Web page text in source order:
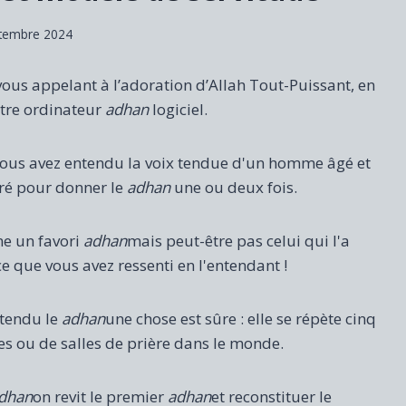
2024
appelant à l’adoration d’Allah Tout-Puissant, en
ordinateur adhanlogiciel.
avez entendu la voix tendue d'un homme âgé et
pour donner le adhanune ou deux fois.
un favori adhanmais peut-être pas celui qui l'a
que vous avez ressenti en l'entendant !
le adhanune chose est sûre : elle se répète cinq
ou de salles de prière dans le monde.
on revit le premier adhanet reconstituer le